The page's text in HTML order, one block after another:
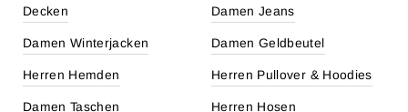
Decken Damen Jeans
Damen Winterjacken Damen Geldbeutel
Herren Hemden Herren Pullover & Hoodies
Damen Taschen Herren Hosen